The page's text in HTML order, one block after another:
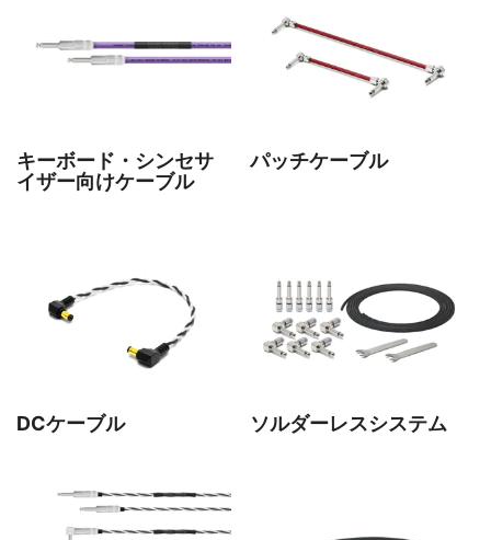
キーボード・シンセサ
イザー向けケーブル
パッチケーブル
DCケーブル ソルダーレスシステム